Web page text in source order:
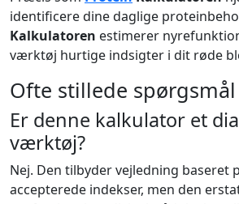
identificere dine daglige
Kalkulatoren estimerer
værktøj hurtige indsigter i dit røde
Ofte stillede spørgsmål
Er denne kalkulator et
værktøj?
Nej. Den tilbyder vejledning baseret
accepterede indekser, men den